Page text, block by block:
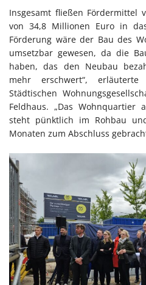
Insgesamt fließen Fördermittel
von 34,8 Millionen Euro in
Förderung wäre der Bau des
umsetzbar gewesen, da die
haben, das den Neubau
mehr erschwert“,
Städtischen
Feldhaus. „Das Wohnquartier
steht pünktlich im Rohbau
Monaten zum Abschluss